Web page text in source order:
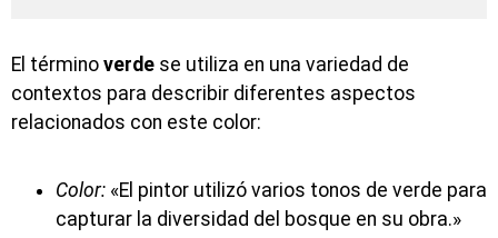
El término verde se utiliza en una variedad de
contextos para describir diferentes aspectos
relacionados con este color:
Color: «El pintor utilizó varios tonos de verde para
capturar la diversidad del bosque en su obra.»